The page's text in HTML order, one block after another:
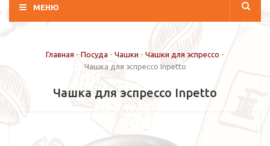
МЕНЮ
Главная - Посуда - Чашки - Чашки для эспрессо -
Чашка для эспрессо Inpetto
Чашка для эспрессо Inpetto